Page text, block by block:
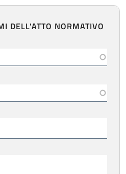
DELL'ATTO NORMATIVO